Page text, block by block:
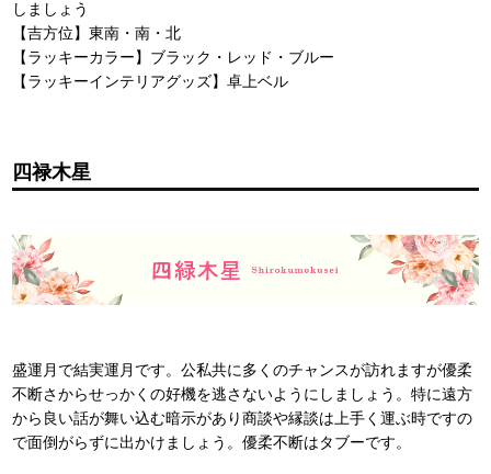
しましょう
【吉方位】東南・南・北
【ラッキーカラー】ブラック・レッド・ブルー
【ラッキーインテリアグッズ】卓上ベル
四禄木星
盛運月で結実運月です。公私共に多くのチャンスが訪れますが優柔
不断さからせっかくの好機を逃さないようにしましょう。特に遠方
から良い話が舞い込む暗示があり商談や縁談は上手く運ぶ時ですの
で面倒がらずに出かけましょう。優柔不断はタブーです。